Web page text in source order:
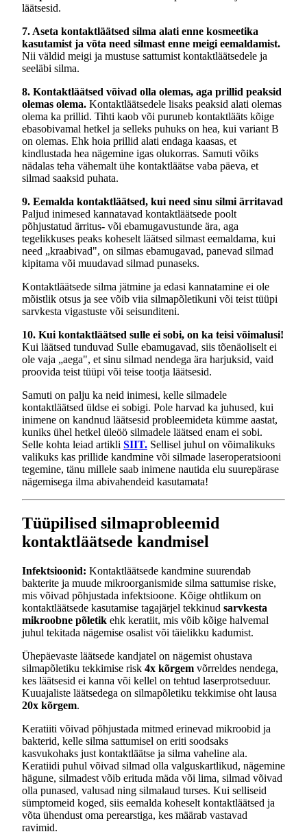
läätsesid.
7. Aseta kontaktläätsed silma alati enne kosmeetika
kasutamist ja võta need silmast enne meigi eemaldamist.
Nii väldid meigi ja mustuse sattumist kontaktläätsedele ja
seeläbi silma.
8. Kontaktläätsed võivad olla olemas, aga prillid peaksid
olemas olema. Kontaktläätsedele lisaks peaksid alati olemas
olema ka prillid. Tihti kaob või puruneb kontaktlääts kõige
ebasobivamal hetkel ja selleks puhuks on hea, kui variant B
on olemas. Ehk hoia prillid alati endaga kaasas, et
kindlustada hea nägemine igas olukorras. Samuti võiks
nädalas teha vähemalt ühe kontaktläätse vaba päeva, et
silmad saaksid puhata.
9. Eemalda kontaktläätsed, kui need sinu silmi ärritavad
Paljud inimesed kannatavad kontaktläätsede poolt
põhjustatud ärritus- või ebamugavustunde ära, aga
tegelikkuses peaks koheselt läätsed silmast eemaldama, kui
need „kraabivad", on silmas ebamugavad, panevad silmad
kipitama või muudavad silmad punaseks.
Kontaktläätsede silma jätmine ja edasi kannatamine ei ole
mõistlik otsus ja see võib viia silmapõletikuni või teist tüüpi
sarvkesta vigastuste või seisunditeni.
10. Kui kontaktläätsed sulle ei sobi, on ka teisi võimalusi!
Kui läätsed tunduvad Sulle ebamugavad, siis tõenäoliselt ei
ole vaja „aega", et sinu silmad nendega ära harjuksid, vaid
proovida teist tüüpi või teise tootja läätsesid.
Samuti on palju ka neid inimesi, kelle silmadele
kontaktläätsed üldse ei sobigi. Pole harvad ka juhused, kui
inimene on kandnud läätsesid probleemideta kümme aastat,
kuniks ühel hetkel üleöö silmadele läätsed enam ei sobi.
Selle kohta leiad artikli SIIT. Sellisel juhul on võimalikuks
valikuks kas prillide kandmine või silmade laseroperatsiooni
tegemine, tänu millele saab inimene nautida elu suurepärase
nägemisega ilma abivahendeid kasutamata!
Tüüpilised silmaprobleemid
kontaktläätsede kandmisel
Infektsioonid: Kontaktläätsede kandmine suurendab
bakterite ja muude mikroorganismide silma sattumise riske,
mis võivad põhjustada infektsioone. Kõige ohtlikum on
kontaktläätsede kasutamise tagajärjel tekkinud sarvkesta
mikroobne põletik ehk keratiit, mis võib kõige halvemal
juhul tekitada nägemise osalist või täielikku kadumist.
Ühepäevaste läätsede kandjatel on nägemist ohustava
silmapõletiku tekkimise risk 4x kõrgem võrreldes nendega,
kes läätsesid ei kanna või kellel on tehtud laserprotseduur.
Kuuajaliste läätsedega on silmapõletiku tekkimise oht lausa
20x kõrgem.
Keratiiti võivad põhjustada mitmed erinevad mikroobid ja
bakterid, kelle silma sattumisel on eriti soodsaks
kasvukohaks just kontaktläätse ja silma vaheline ala.
Keratiidi puhul võivad silmad olla valguskartlikud, nägemine
hägune, silmadest võib erituda mäda või lima, silmad võivad
olla punased, valusad ning silmalaud turses. Kui selliseid
sümptomeid koged, siis eemalda koheselt kontaktläätsed ja
võta ühendust oma perearstiga, kes määrab vastavad
ravimid.